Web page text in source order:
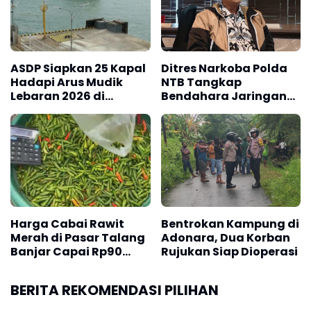
"Saat ini kondisi di lapangan sedang hujan dengan
kecepatan angin mencapai 5 knot. Kami berupaya
melakukan Quick Action agar seluruh korban bisa
dievakuasi dalam keadaan selamat sebelum hari
semakin gelap," tutur Abdul Malik.(*)
ASDP Siapkan 25 Kapal
Hadapi Arus Mudik
Lebaran 2026 di
Gilimanuk
Ditres Narkoba Polda
NTB Tangkap
Bendahara Jaringan
Harga Cabai Rawit
Merah di Pasar Talang
Banjar Capai Rp90
Bentrokan Kampung di
Adonara, Dua Korban
Rujukan Siap Dioperasi
BERITA REKOMENDASI PILIHAN